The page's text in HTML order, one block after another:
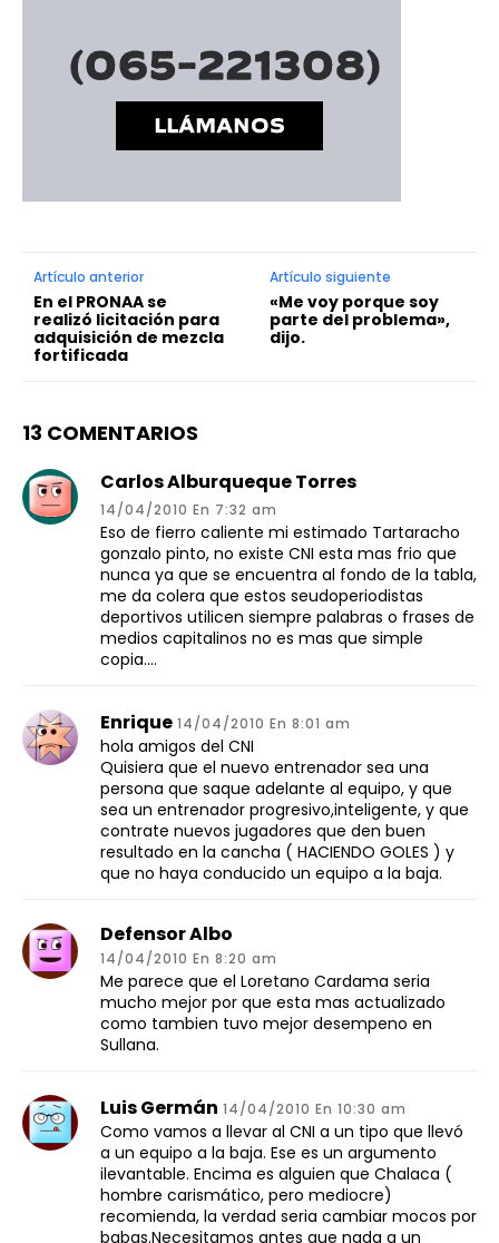
Artículo anterior
En el PRONAA se
realizó licitación para
adquisición de mezcla
fortificada
Artículo siguiente
«Me voy porque soy
parte del problema»,
dijo.
13 COMENTARIOS
Carlos Alburqueque Torres
14/04/2010 En 7:32 am
Eso de fierro caliente mi estimado Tartaracho
gonzalo pinto, no existe CNI esta mas frio que
nunca ya que se encuentra al fondo de la tabla,
me da colera que estos seudoperiodistas
deportivos utilicen siempre palabras o frases de
medios capitalinos no es mas que simple
copia….
Enrique 14/04/2010 En 8:01 am
hola amigos del CNI
Quisiera que el nuevo entrenador sea una
persona que saque adelante al equipo, y que
sea un entrenador progresivo,inteligente, y que
contrate nuevos jugadores que den buen
resultado en la cancha ( HACIENDO GOLES ) y
que no haya conducido un equipo a la baja.
Defensor Albo
14/04/2010 En 8:20 am
Me parece que el Loretano Cardama seria
mucho mejor por que esta mas actualizado
como tambien tuvo mejor desempeno en
Sullana.
Luis Germán 14/04/2010 En 10:30 am
Como vamos a llevar al CNI a un tipo que llevó
a un equipo a la baja. Ese es un argumento
ilevantable. Encima es alguien que Chalaca (
hombre carismático, pero mediocre)
recomienda, la verdad seria cambiar mocos por
babas.Necesitamos antes que nada a un